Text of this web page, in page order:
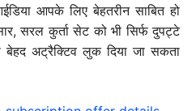
आपके लिए बेहतरीन साबित हो
सरल कुर्ता सेट को भी सिर्फ दुपट्टे
अट्रैक्टिव लुक दिया जा सकता